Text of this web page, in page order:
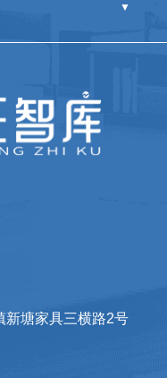
▼
新塘家具三横路2号